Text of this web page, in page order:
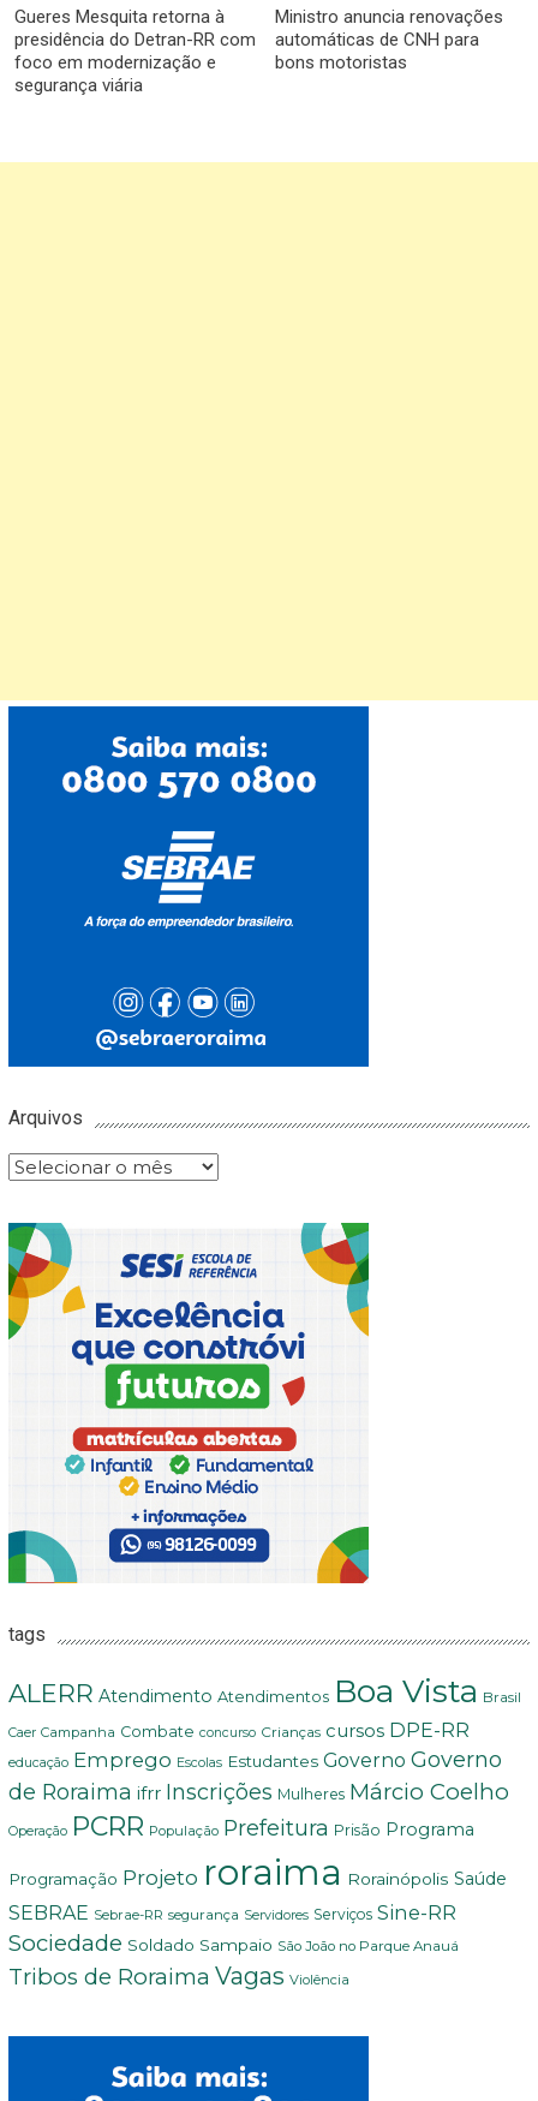
Gueres Mesquita retorna à
presidência do Detran-RR com
foco em modernização e
segurança viária
Ministro anuncia renovações
automáticas de CNH para
bons motoristas
Arquivos
Arquivos
tags
ALERR Atendimento Atendimentos Boa Vista Brasil
Caer Campanha Combate concurso Crianças cursos DPE-RR
educação Emprego Escolas Estudantes Governo Governo
de Roraima ifrr Inscrições Mulheres Márcio Coelho
Operação PCRR População Prefeitura Prisão Programa
Programação Projeto roraima Rorainópolis Saúde
SEBRAE Sebrae-RR segurança Servidores Serviços Sine-RR
Sociedade Soldado Sampaio São João no Parque Anauá
Tribos de Roraima Vagas Violência